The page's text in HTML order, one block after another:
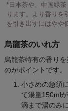
*日本茶や、中国緑
ります。より香りを
を引き出すにはやや
烏龍茶のいれ方
烏龍茶特有の香り
のがポイントです。
小さめの急須
て湯量150ml
滴まで湯のみ